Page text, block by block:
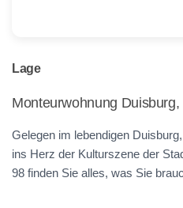
Lage
Monteurwohnung
Gelegen im lebendigen
ins Herz der Kulturszene der
98 finden Sie alles, was Sie